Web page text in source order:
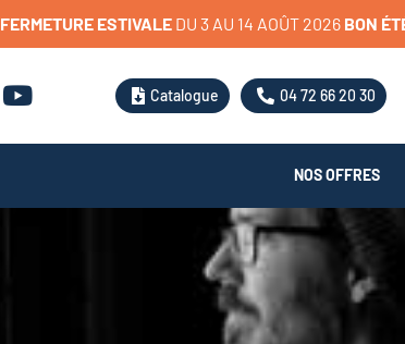
FERMETURE ESTIVALE DU 3 AU 14 AOÛT 2026 BON
Catalogue 04 72 66 20 30
NOS OFFRES